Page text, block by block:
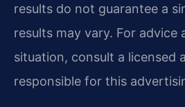
results do not guarantee a
results may vary. For advice
situation, consult a licensed
responsible for this